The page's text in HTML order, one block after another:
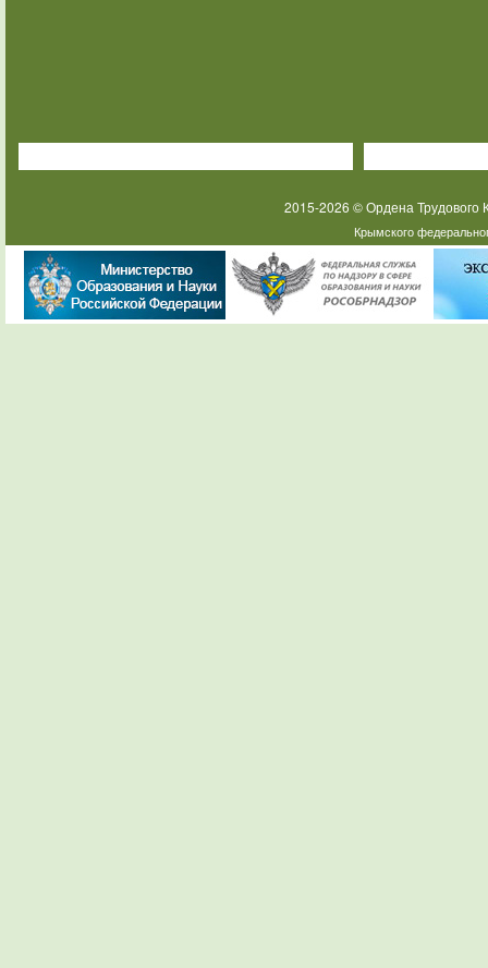
2015-2026 © Ордена
Крымского